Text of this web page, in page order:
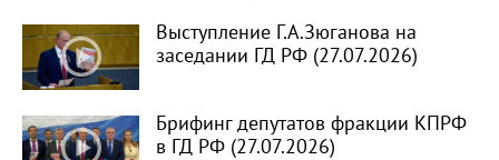
Выступление Г.А.Зюганова на
заседании ГД РФ (27.07.2026)
Брифинг депутатов фракции КПРФ
в ГД РФ (27.07.2026)